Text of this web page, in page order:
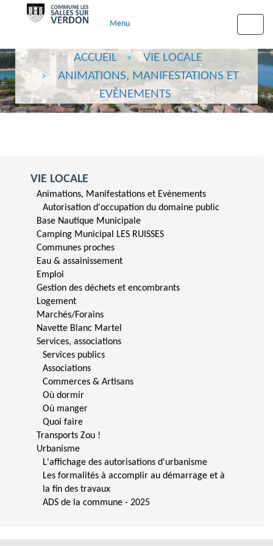
Menu
ACCUEIL
VIE LOCALE
ANIMATIONS, MANIFESTATIONS ET
EVÈNEMENTS
VIE LOCALE
Animations, Manifestations et Evènements
Autorisation d'occupation du domaine public
Base Nautique Municipale
Camping Municipal LES RUISSES
Communes proches
Eau & assainissement
Emploi
Gestion des déchets et encombrants
Logement
Marchés/Forains
Navette Blanc Martel
Services, associations
Services publics
Associations
Commerces & Artisans
Où dormir
Où manger
Quoi faire
Transports Zou !
Urbanisme
L'affichage des autorisations d'urbanisme
Les formalités à accomplir au démarrage et à
la fin des travaux
ADS de la commune - 2025